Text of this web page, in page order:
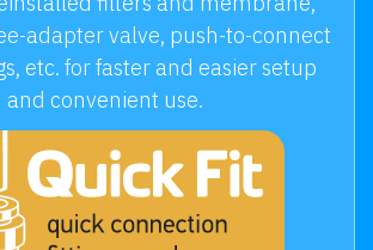
adapter valve, push-to-connect
etc. for faster and easier setup
and convenient use.